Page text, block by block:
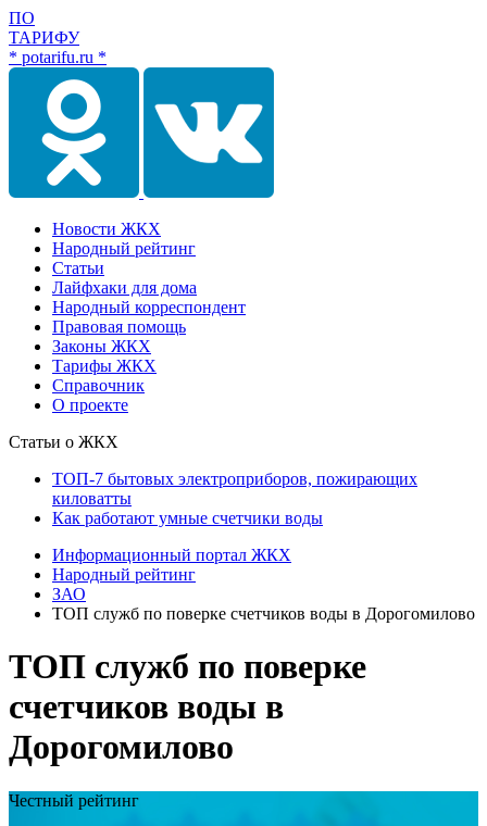
ПО
ТАРИФУ
* potarifu.ru *
Новости ЖКХ
Народный рейтинг
Статьи
Лайфхаки для дома
Народный корреспондент
Правовая помощь
Законы ЖКХ
Тарифы ЖКХ
Справочник
О проекте
Статьи о ЖКХ
ТОП-7 бытовых электроприборов, пожирающих
киловатты
Как работают умные счетчики воды
Информационный портал ЖКХ
Народный рейтинг
ЗАО
ТОП служб по поверке счетчиков воды в Дорогомилово
ТОП служб по поверке
счетчиков воды в
Дорогомилово
Честный рейтинг